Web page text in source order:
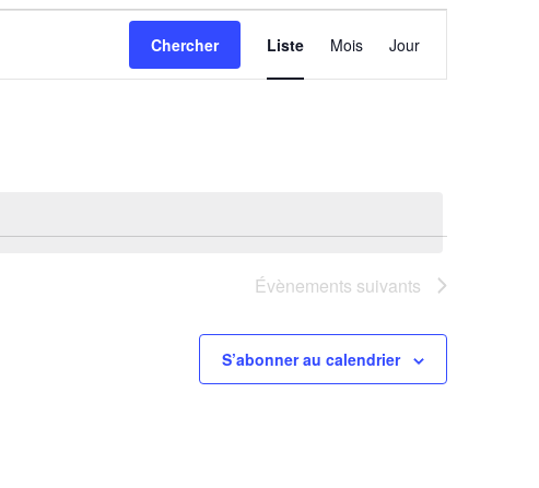
Chercher
de
vues
Liste Mois Jour
Évènements suivants
S’abonner au calendrier